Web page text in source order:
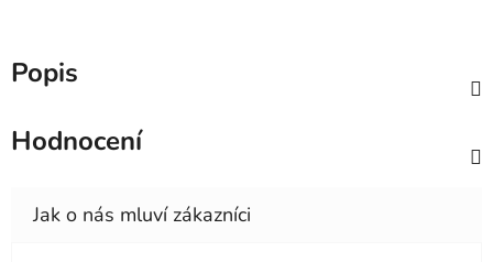
Popis
Hodnocení